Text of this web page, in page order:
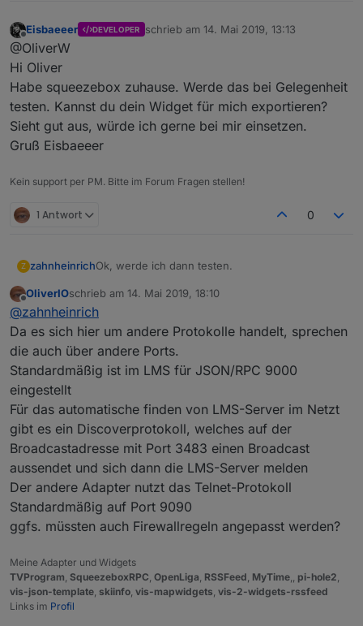
Offline
Eisbaeeer DEVELOPER schrieb am 14. Mai 2019, 13:13
zuletzt editiert von
@OliverW
Hi Oliver
Habe squeezebox zuhause. Werde das bei Gelegenheit
testen. Kannst du dein Widget für mich exportieren?
Sieht gut aus, würde ich gerne bei mir einsetzen.
Gruß Eisbaeeer
Kein support per PM. Bitte im Forum Fragen stellen!
1 Antwort 0
Z zahnheinrichOk, werde ich dann testen.
Wie schon geschrieben, der Media Server läuft
bei mir schon lange auf den Standartports ohne
Probleme.
Der Container ist übrigens der von buanet
Offline
OliverIOschrieb am 14. Mai 2019, 18:10
zuletzt editiert von
@zahnheinrich
Da es sich hier um andere Protokolle handelt, sprechen
die auch über andere Ports.
Standardmäßig ist im LMS für JSON/RPC 9000
eingestellt
Für das automatische finden von LMS-Server im Netzt
gibt es ein Discoverprotokoll, welches auf der
Broadcastadresse mit Port 3483 einen Broadcast
aussendet und sich dann die LMS-Server melden
Der andere Adapter nutzt das Telnet-Protokoll
Standardmäßig auf Port 9090
ggfs. müssten auch Firewallregeln angepasst werden?
Meine Adapter und Widgets
TVProgram, SqueezeboxRPC, OpenLiga, RSSFeed, MyTime,, pi-hole2,
vis-json-template, skiinfo, vis-mapwidgets, vis-2-widgets-rssfeed
Links im Profil